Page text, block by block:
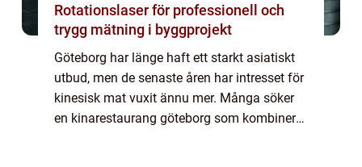
Rotationslaser för professionell och
trygg mätning i byggprojekt
Göteborg har länge haft ett starkt asiatiskt
utbud, men de senaste åren har intresset för
kinesisk mat vuxit ännu mer. Många söker
en kinarestaurang göteborg som kombinerar